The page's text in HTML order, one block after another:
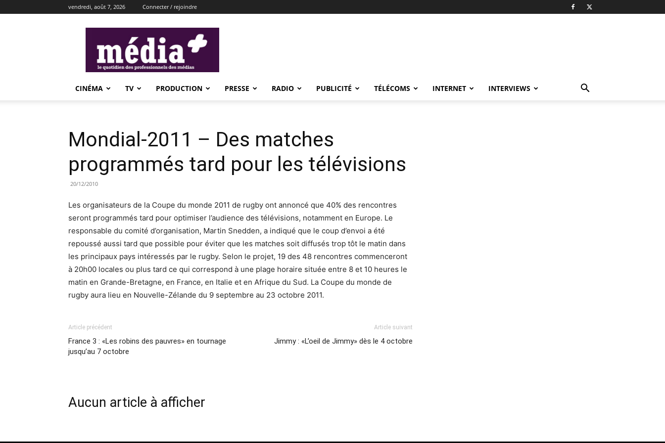
vendredi, août 7, 2026 Connecter / rejoindre
CINÉMA TV PRODUCTION PRESSE RADIO PUBLICITÉ TÉLÉCOMS INTERNET INTERVIEWS
Mondial-2011 – Des matches
programmés tard pour les télévisions
20/12/2010
Les organisateurs de la Coupe du monde 2011 de rugby ont annoncé que 40% des rencontres
seront programmés tard pour optimiser l’audience des télévisions, notamment en Europe. Le
responsable du comité d’organisation, Martin Snedden, a indiqué que le coup d’envoi a été
repoussé aussi tard que possible pour éviter que les matches soit diffusés trop tôt le matin dans
les principaux pays intéressés par le rugby. Selon le projet, 19 des 48 rencontres commenceront
à 20h00 locales ou plus tard ce qui correspond à une plage horaire située entre 8 et 10 heures le
matin en Grande-Bretagne, en France, en Italie et en Afrique du Sud. La Coupe du monde de
rugby aura lieu en Nouvelle-Zélande du 9 septembre au 23 octobre 2011.
Article précédent
France 3 : «Les robins des pauvres» en tournage
jusqu’au 7 octobre
Article suivant
Jimmy : «L’oeil de Jimmy» dès le 4 octobre
Aucun article à afficher